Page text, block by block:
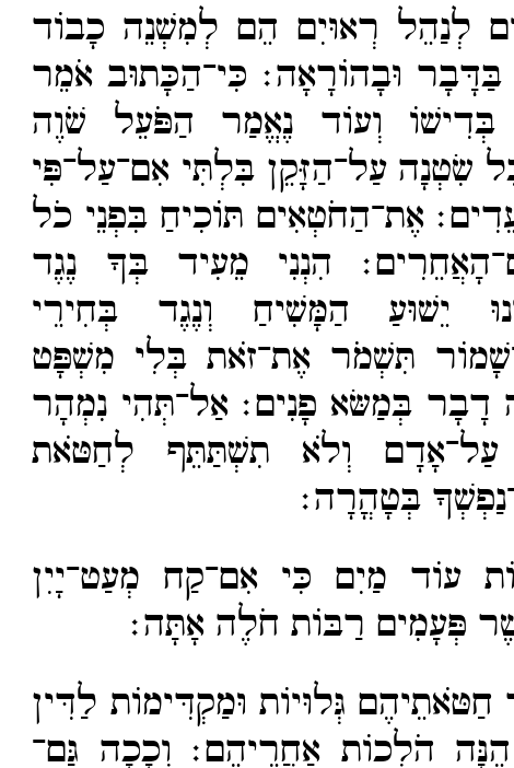
לְנַהֵל רְאוּיִם הֵם לְמִשְׁנֵה כָבוֹד
בַּדָּבָר וּבָהוֹרָאָה׃ כִּי־​הַכָּתוּב אֹמֵר
וְעוֹד נֶאֱמַר הַפֹּעֵל שֹׁוֶה
שִׂטְנָה עַל־​הַזָּקֵן בִּלְתִּי אִם־​עַל־​פִּי
אֶת־​הַחֹטְאִים תּוֹכִיחַ בִּפְנֵי כֹל
הִנְנִי מֵעִיד בְּךָ נֶגֶד
יֵשׁוּעַ הַמָּשִׁיחַ וְנֶגֶד בְּחִירֵי
תִּשְׁמֹר אֶת־​זֹאת בְּלִי מִשְׁפָּט
דָבָר בְּמַשּׂא פָנִים׃אַל־​תְּהִי נִמְהָר
עַל־​אָדָם וְלֹא תִשְׁתַּתֵּף לְחַטֹּאת
בְּטָהֳרָה׃
עוֹד מַיִם כִּי אִם־​קַח מְעַט־​יָיִן
פְּעָמִים רַבּוֹת חֹלֶה אָתָּה׃
גְּלוּיוֹת וּמַקְדִּימוֹת לַדִּין
הֹלְכוֹת אַחֲרֵיהֶם׃ וְכָכָה גַּם־​